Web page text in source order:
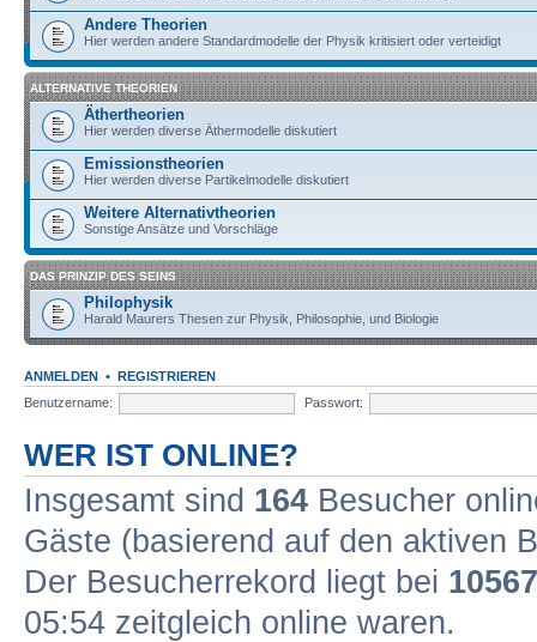
Andere Theorien
Hier werden andere Standardmodelle der Physik kritisiert oder verteidigt
ALTERNATIVE THEORIEN
Äthertheorien
Hier werden diverse Äthermodelle diskutiert
Emissionstheorien
Hier werden diverse Partikelmodelle diskutiert
Weitere Alternativtheorien
Sonstige Ansätze und Vorschläge
DAS PRINZIP DES SEINS
Philophysik
Harald Maurers Thesen zur Physik, Philosophie, und Biologie
ANMELDEN • REGISTRIEREN
Benutzername:
Passwort:
WER IST ONLINE?
Insgesamt sind 164 Besucher
Gäste (basierend auf den aktiven
Der Besucherrekord liegt bei 10567
05:54 zeitgleich online waren.